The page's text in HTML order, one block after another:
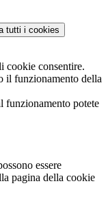
tutti i cookies
cookie consentire.
il funzionamento della
funzionamento potete
essere
pagina della cookie